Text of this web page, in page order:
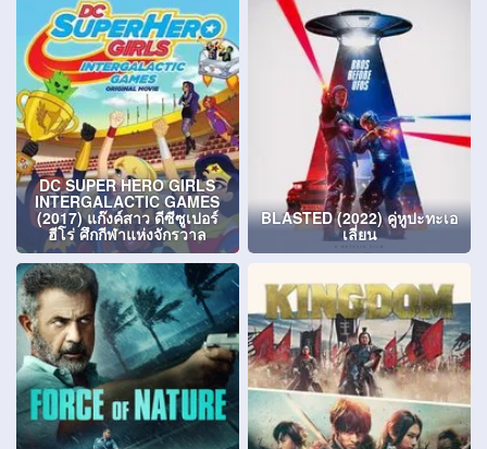
DC SUPER HERO GIRLS
INTERGALACTIC GAMES
(2017) แก๊งค์สาว ดีซีซูเปอร์
ฮีโร่ ศึกกีฬาแห่งจักรวาล
BLASTED (2022) คู่หูปะทะเอ
เลี่ยน